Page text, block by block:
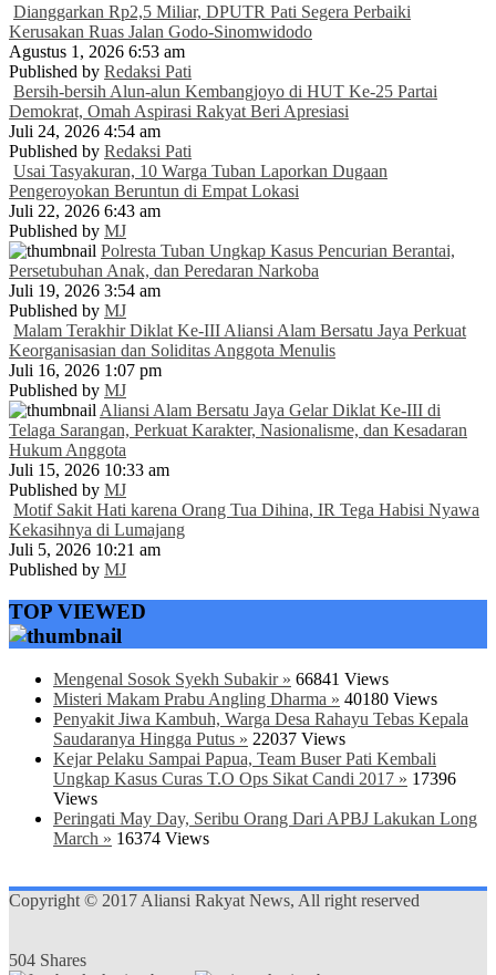
Dianggarkan Rp2,5 Miliar, DPUTR Pati Segera Perbaiki
Kerusakan Ruas Jalan Godo-Sinomwidodo
Agustus 1, 2026 6:53 am
Published by Redaksi Pati
Bersih-bersih Alun-alun Kembangjoyo di HUT Ke-25 Partai
Demokrat, Omah Aspirasi Rakyat Beri Apresiasi
Juli 24, 2026 4:54 am
Published by Redaksi Pati
Usai Tasyakuran, 10 Warga Tuban Laporkan Dugaan
Pengeroyokan Beruntun di Empat Lokasi
Juli 22, 2026 6:43 am
Published by MJ
Polresta Tuban Ungkap Kasus Pencurian Berantai,
Persetubuhan Anak, dan Peredaran Narkoba
Juli 19, 2026 3:54 am
Published by MJ
Malam Terakhir Diklat Ke-III Aliansi Alam Bersatu Jaya Perkuat
Keorganisasian dan Soliditas Anggota Menulis
Juli 16, 2026 1:07 pm
Published by MJ
Aliansi Alam Bersatu Jaya Gelar Diklat Ke-III di
Telaga Sarangan, Perkuat Karakter, Nasionalisme, dan Kesadaran
Hukum Anggota
Juli 15, 2026 10:33 am
Published by MJ
Motif Sakit Hati karena Orang Tua Dihina, IR Tega Habisi Nyawa
Kekasihnya di Lumajang
Juli 5, 2026 10:21 am
Published by MJ
TOP VIEWED
Mengenal Sosok Syekh Subakir » 66841 Views
Misteri Makam Prabu Angling Dharma » 40180 Views
Penyakit Jiwa Kambuh, Warga Desa Rahayu Tebas Kepala
Saudaranya Hingga Putus » 22037 Views
Kejar Pelaku Sampai Papua, Team Buser Pati Kembali
Ungkap Kasus Curas T.O Ops Sikat Candi 2017 » 17396
Views
Peringati May Day, Seribu Orang Dari APBJ Lakukan Long
March » 16374 Views
Copyright © 2017 Aliansi Rakyat News, All right reserved
504 Shares